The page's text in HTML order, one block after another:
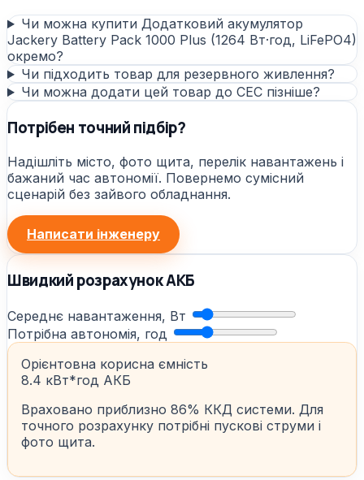
Чи можна купити Додатковий акумулятор
Jackery Battery Pack 1000 Plus (1264 Вт·год, LiFePO4)
окремо?
Чи підходить товар для резервного живлення?
Чи можна додати цей товар до СЕС пізніше?
Потрібен точний підбір?
Надішліть місто, фото щита, перелік навантажень і
бажаний час автономії. Повернемо сумісний
сценарій без зайвого обладнання.
Написати інженеру
Швидкий розрахунок АКБ
Середнє навантаження, Вт
Потрібна автономія, год
Орієнтовна корисна ємність
8.4 кВт*год АКБ
Враховано приблизно 86% ККД системи. Для
точного розрахунку потрібні пускові струми і
фото щита.